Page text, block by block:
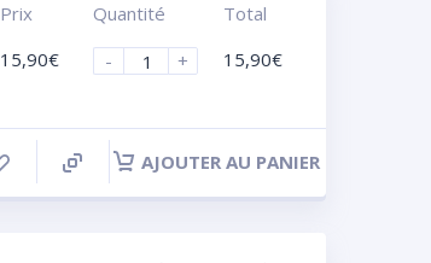
Prix
15,90€
Quantité
-
+
Total
15,90€
AJOUTER AU PANIER